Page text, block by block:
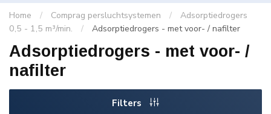
Home / Comprag persluchtsystemen /
Adsorptiedrogers
0,5 - 1,5 m³/min.
/ Adsorptiedrogers - met voor- / nafilter
Adsorptiedrogers - met voor- /
nafilter
Filters